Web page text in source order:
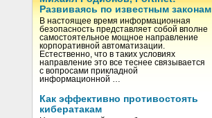
Развиваясь по известным законам
В настоящее время информационная
безопасность представляет собой вполне
самостоятельное мощное направление
корпоративной автоматизации.
Естественно, что в таких условиях
направление это все теснее связывается
с вопросами прикладной
информационной …
Как эффективно противостоять
кибератакам